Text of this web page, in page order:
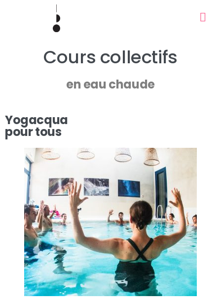
Cours collectifs
en eau chaude
Yogacqua
pour tous